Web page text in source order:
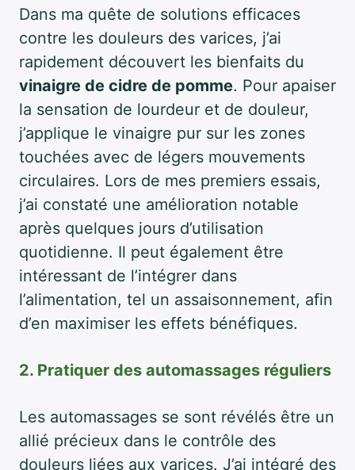
Dans ma quête de solutions efficaces
contre les douleurs des varices, j’ai
rapidement découvert les bienfaits du
vinaigre de cidre de pomme. Pour apaiser
la sensation de lourdeur et de douleur,
j’applique le vinaigre pur sur les zones
touchées avec de légers mouvements
circulaires. Lors de mes premiers essais,
j’ai constaté une amélioration notable
après quelques jours d’utilisation
quotidienne. Il peut également être
intéressant de l’intégrer dans
l’alimentation, tel un assaisonnement, afin
d’en maximiser les effets bénéfiques.
2. Pratiquer des automassages réguliers
Les automassages se sont révélés être un
allié précieux dans le contrôle des
douleurs liées aux varices. J’ai intégré des